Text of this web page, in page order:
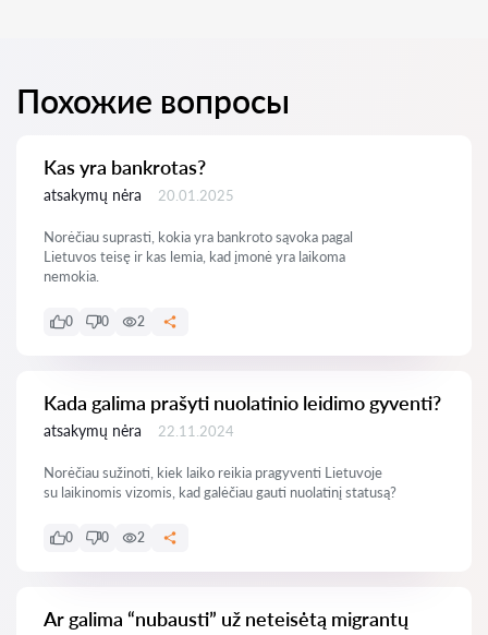
Похожие вопросы
Kas yra bankrotas?
atsakymų nėra 20.01.2025
Norėčiau suprasti, kokia yra bankroto sąvoka pagal
Lietuvos teisę ir kas lemia, kad įmonė yra laikoma
nemokia.
0 0 2
Kada galima prašyti nuolatinio leidimo gyventi?
atsakymų nėra 22.11.2024
Norėčiau sužinoti, kiek laiko reikia pragyventi Lietuvoje
su laikinomis vizomis, kad galėčiau gauti nuolatinį statusą?
0 0 2
Ar galima “nubausti” už neteisėtą migrantų